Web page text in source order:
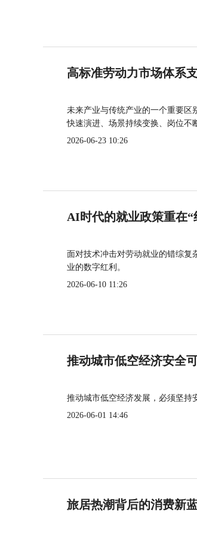
高标准劳动力市场体系
未来产业与传统产业的一个重要区
快速演进、场景持续变换、岗位不
2026-06-23 10:26
AI时代的就业政策重在“
面对技术冲击对劳动就业的错综复
业的数字红利。
2026-06-10 11:26
推动城市低空经济安全
推动城市低空经济发展，必须坚持
2026-06-01 14:46
旅居热潮背后的消费新